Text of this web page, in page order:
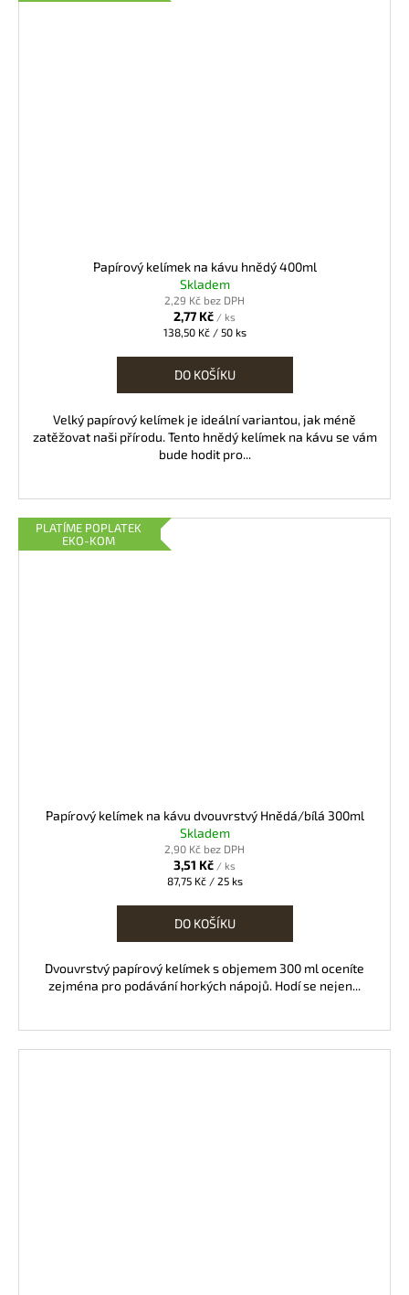
Papírový kelímek na kávu hnědý 400ml
Skladem
2,29 Kč bez DPH
2,77 Kč / ks
Měrná
138,50 Kč / 50 ks
DO KOŠÍKU
Velký papírový kelímek je ideální variantou, jak méně
zatěžovat naši přírodu. Tento hnědý kelímek na kávu se vám
bude hodit pro...
PLATÍME POPLATEK
EKO-KOM
Papírový kelímek na kávu dvouvrstvý Hnědá/bílá 300ml
Skladem
2,90 Kč bez DPH
3,51 Kč / ks
Měrná
87,75 Kč / 25 ks
DO KOŠÍKU
Dvouvrstvý papírový kelímek s objemem 300 ml oceníte
zejména pro podávání horkých nápojů. Hodí se nejen...